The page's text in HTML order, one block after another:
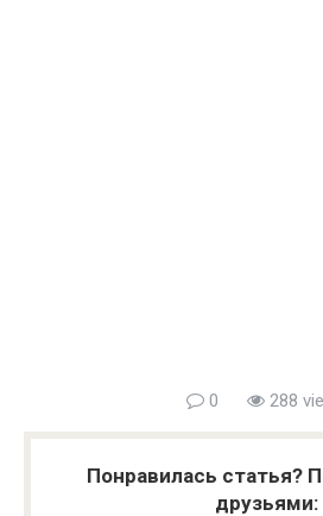
0 288
Понравилась статья?
друзьями: